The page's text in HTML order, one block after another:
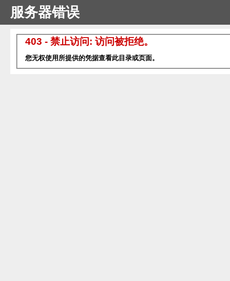
服务器错误
403 - 禁止访问: 访问被拒绝。
您无权使用所提供的凭据查看此目录或页面。